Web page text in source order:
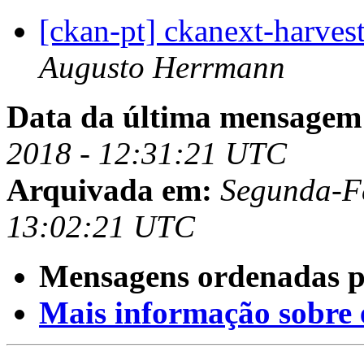
[ckan-pt] ckanext-
Augusto Herrmann
Data da última
2018 - 12:31:21 UTC
Arquivada em: Segunda-
13:02:21 UTC
Mensagens ordenadas
Mais informação sobre